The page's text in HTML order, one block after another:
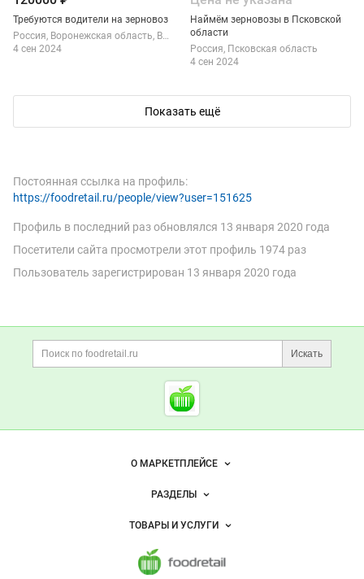
Требуются водители на зерновоз
Россия Воронежская область Воронеж
4 сен 2024
Наймём зерновозы в Псковской
области
Россия Псковская область
4 сен 2024
Цена не указана
Наймём зерновозы в Рязанской
Смотреть объявление
Цена не указана
Наймём зерновозы в
Владимирской области
Смотреть объявление
Наймём зерновозы в Брянской
Продам
Наймём зерновозы в Мордовии
Куплю
Показать ещё
Постоянная ссылка на профиль:
https://foodretail.ru/people/view?user=151625
Профиль в последний раз обновлялся 13 января 2020 года
Посетители сайта просмотрели этот профиль 1974 раз
Пользователь зарегистрирован 13 января 2020 года
Дополнительная информация
Поиск по сайту и
Искать
Cсылки на полезные
Foodretail.ru
— продукты
Важные разделы и контакты
Навигация по сайтуО МАРКЕТПЛЕЙСЕ
Новости Foodretail.ru
Размещение рекламы
Публичная оферта
Контактная информация
РАЗДЕЛЫ
Объявления
Новости рынка
ТОВАРЫ И УСЛУГИ
Напитки, соки, вода